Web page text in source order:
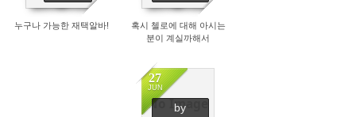
누구나 가능한 재택알바!
혹시 첼로에 대해 아시는
분이 계실까해서
No Image
27
JUN
by
2443